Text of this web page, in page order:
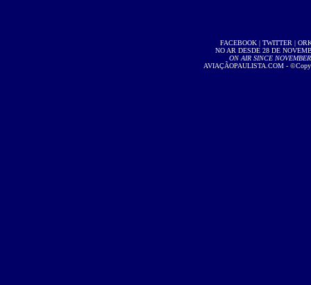
FACEBOOK| TWITTER |
NO AR DESDE 28 DE
ON AIR SINCE
AVIAÇÃOPAULISTA.COM -